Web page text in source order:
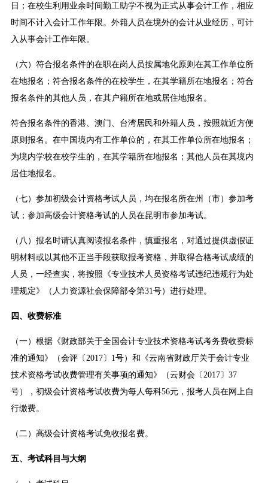
日；在校生利用业余时间勤工助学不视为正式从事会计工作，相应
时间不计入会计工作年限。外籍人员在境外的会计从业经历，可计
入从事会计工作年限。
（六）符合报名条件的在职在岗人员按属地化原则在其工作单位所
在地报名；符合报名条件的在校学生，在其学籍所在地报名；符合
报名条件的其他人员，在其户籍所在地或居住地报名。
符合报名条件的香港、澳门、台湾居民和外籍人员，按照就近方便
原则报名。在中国境内有工作单位的，在其工作单位所在地报名；
为境内学校在校学生的，在其学籍所在地报名；其他人员在其境内
居住地报名。
（七）参加初级会计资格考试人员，均在报名所在州（市）参加考
试；参加高级会计资格考试的人员在昆明市参加考试。
（八）报名时请认真阅读报名条件，慎重报名，对通过提供虚假证
明材料或以其他不正当手段获取报考资格，并取得合格考试成绩的
人员，一经查实，将按照《专业技术人员资格考试违纪违规行为处
理规定》（人力资源社会保障部令第31号）进行处理。
四、收费标准
（一）根据《财政部关于全国会计专业技术资格考试考务费收费标
准的通知》（会评〔2017〕1号）和《云南省财政厅关于会计专业
技术资格考试收费管理有关事项的通知》（云财会〔2017〕37
号），初级会计资格考试收费为每人每科56元，报考人员在网上自
行缴费。
（二）高级会计资格考试免收报名费。
五、考试科目与大纲